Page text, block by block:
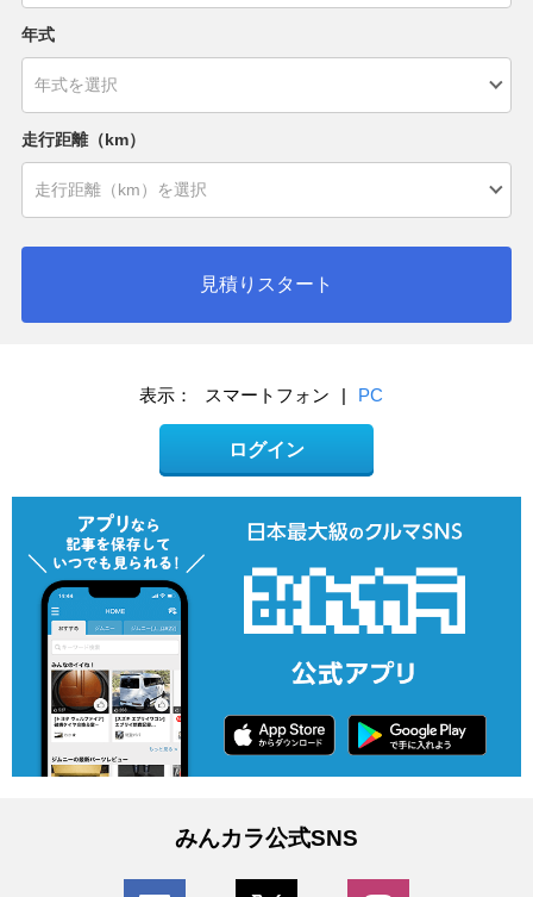
年式
走行距離（km）
見積りスタート
表示： スマートフォン | PC
ログイン
みんカラ公式SNS